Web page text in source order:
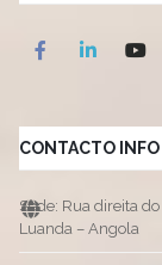
CONTACTO INFO
Sede: Rua direita
Luanda – Angola